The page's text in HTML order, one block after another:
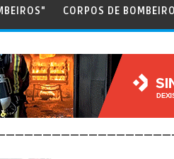
CORPOS DE